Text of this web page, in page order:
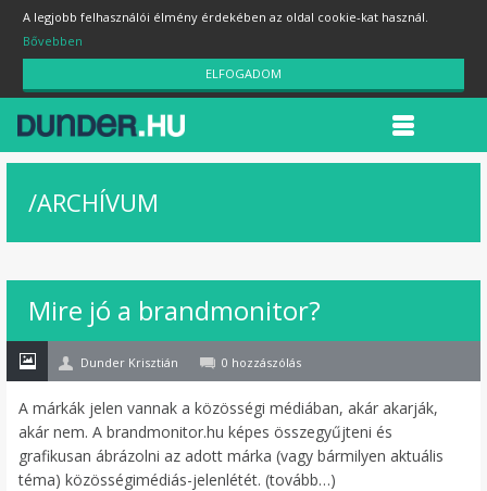
A legjobb felhasználói élmény érdekében az oldal cookie-kat használ.
Bővebben
ELFOGADOM
/ARCHÍVUM
Mire jó a brandmonitor?
23
júl
Dunder Krisztián 0 hozzászólás
A márkák jelen vannak a közösségi médiában, akár akarják,
akár nem. A brandmonitor.hu képes összegyűjteni és
grafikusan ábrázolni az adott márka (vagy bármilyen aktuális
téma) közösségimédiás-jelenlétét. (tovább…)